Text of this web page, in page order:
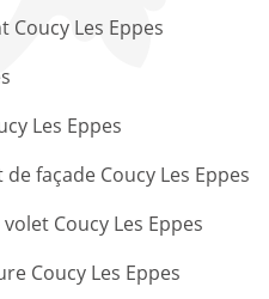
Les Eppes
Les Eppes
façade Coucy Les Eppes
Coucy Les Eppes
Coucy Les Eppes